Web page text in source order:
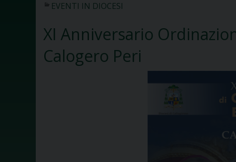
EVENTI IN DIOCESI
XI Anniversario
Calogero Peri